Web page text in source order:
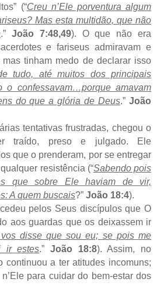
(“Creu n’Ele porventura algum
Mas esta multidão, que não
.”João 7:48,49). O que não era
e fariseus admiravam e
tinham medo de declarar isso
tudo, até muitos dos principais
o confessavam…porque amavam
do que a glória de Deus.”João
tentativas frustradas, chegou o
traído, preso e julgado. Ele
que o prenderam, por se entregar
resistência (“Sabendo pois
que sobre Ele haviam de vir,
A quem buscais?” João 18:4).
pelos Seus discípulos que O
aos guardas que os deixassem ir
disse que sou eu; se pois me
ir estes.”João 18:8). Assim, no
continuou a ter atitudes incomuns;
para cuidar do bem-estar dos